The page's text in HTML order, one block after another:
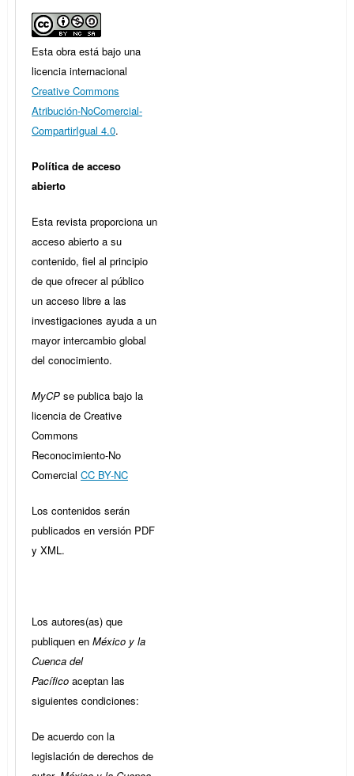
Esta obra está bajo una
licencia internacional
Creative Commons
Atribución-NoComercial-
CompartirIgual 4.0.
Política de acceso
abierto
Esta revista proporciona un
acceso abierto a su
contenido, fiel al principio
de que ofrecer al público
un acceso libre a las
investigaciones ayuda a un
mayor intercambio global
del conocimiento.
MyCP se publica bajo la
licencia de Creative
Commons
Reconocimiento-No
Comercial CC BY-NC
Los contenidos serán
publicados en versión PDF
y XML.
Los autores(as) que
publiquen en México y la
Cuenca del
Pacífico aceptan las
siguientes condiciones:
De acuerdo con la
legislación de derechos de